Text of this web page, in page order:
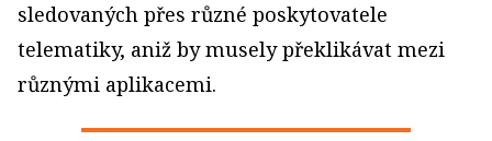
sledovaných přes různé poskytovatele
telematiky, aniž by musely překlikávat mezi
různými aplikacemi.